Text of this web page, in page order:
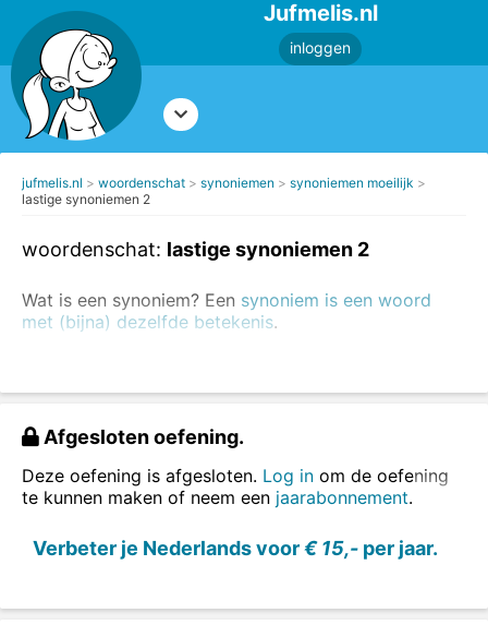
Jufmelis.nl
inloggen
jufmelis.nl woordenschat synoniemen
synoniemen moeilijk
lastige synoniemen 2
woordenschat: lastige synoniemen 2
Wat is een synoniem? Een synoniem is een woord
met (bijna) dezelfde betekenis.
tegenstellingen
Sleep de synoniemen naar de juiste vakjes.
Afgesloten oefening.
Deze oefening is afgesloten. Log in om de oefening
te kunnen maken of neem een jaarabonnement.
Verbeter je Nederlands voor€ 15,- per jaar.